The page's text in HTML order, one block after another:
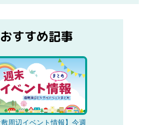
おすすめ記事
敷周辺イベント情報】今週